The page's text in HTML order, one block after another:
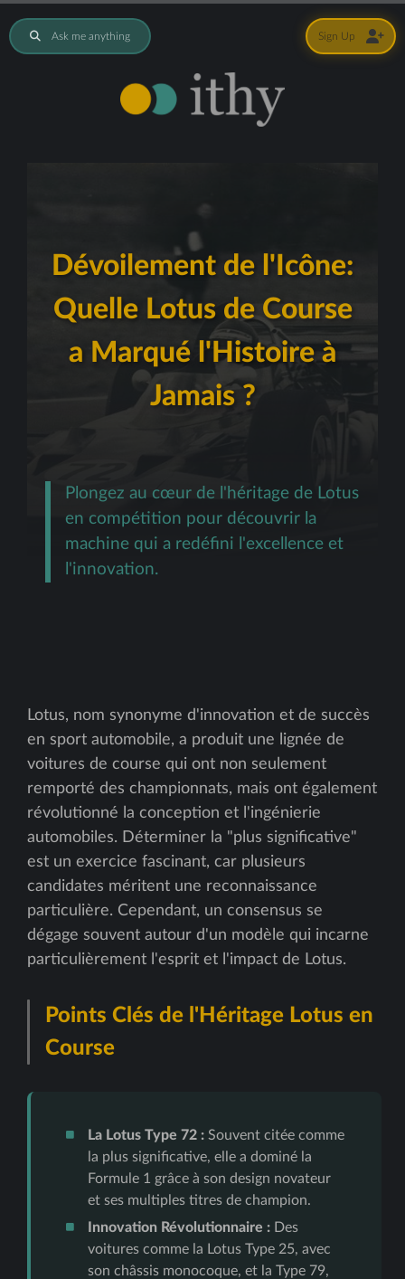
Ask me anything
Dévoilement de l'Icône:
Quelle Lotus de Course
a Marqué l'Histoire à
Jamais ?
Plongez au cœur de l'héritage de Lotus
en compétition pour découvrir la
machine qui a redéfini l'excellence et
l'innovation.
Lotus, nom synonyme d'innovation et de succès
en sport automobile, a produit une lignée de
voitures de course qui ont non seulement
remporté des championnats, mais ont également
révolutionné la conception et l'ingénierie
automobiles. Déterminer la "plus significative"
est un exercice fascinant, car plusieurs
candidates méritent une reconnaissance
particulière. Cependant, un consensus se
dégage souvent autour d'un modèle qui incarne
particulièrement l'esprit et l'impact de Lotus.
Points Clés de l'Héritage Lotus en
Course
La Lotus Type 72 :Souvent citée comme
la plus significative, elle a dominé la
Formule 1 grâce à son design novateur
et ses multiples titres de champion.
Innovation Révolutionnaire :Des
voitures comme la Lotus Type 25, avec
son châssis monocoque, et la Type 79,
Sign Up